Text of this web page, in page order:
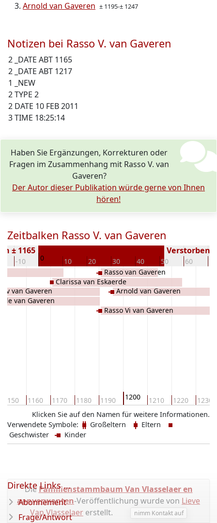
Arnold van Gaveren ± 1195-± 1247
Notizen bei Rasso V. van Gaveren
2 _DATE ABT 1165
2 _DATE ABT 1217
1 _NEW
2 TYPE 2
2 DATE 10 FEB 2011
3 TIME 18:25:14
Haben Sie Ergänzungen, Korrekturen oder
Fragen im Zusammenhang mit Rasso V. van
Gaveren?
Der Autor dieser Publikation würde gerne von Ihnen
hören!
Zeitbalken Rasso V. van Gaveren
-10 0 10 20 30 40 50 60 70
± 1165 Verstorben (
1150 1160 1170 1180 1190 1200 1210 1220 1230
Iv van Gaveren
van Gaveren
Clarissa van Eskaerde
Rasso van Gaveren
Rasso Vi van Gaveren
Arnold van Gaveren
Klicken Sie auf den Namen für weitere Informationen.
Verwendete Symbole:
Großeltern
Eltern
Geschwister
Kinder
DieFamilienstammbaum Van Vlasselaer en
aanverwanten-Veröffentlichung wurde von Lieve
Van Vlasselaererstellt. nimm Kontakt auf
Direkte Links ...
Abonnement
Frage/Antwort